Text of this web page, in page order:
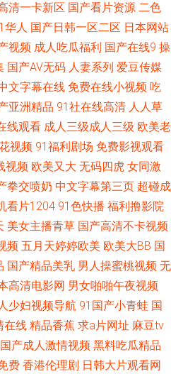
视频 91青青操网站 福利导航页AV 欧美
91黑丝 久草福利欧美 色情下载 51老司
自慰色图 影音先锋操你av在线 91小电
91群交 成人91网站 97超碰大香蕉 国
久久黄网页 探花后入成人 四虎东方va
友综合在线 黄色人人操B 青青草大香蕉
三区 97伦理影院 久草福利在线视频 桃
国产盗摄成人一区二区 美女视频91 国
网 四虎精品久久精品 91视频最新网址
清一卡新区 国产看片资源 二色
华人 国产日韩一区二区 日本网站
视频 成人吃瓜福利 国产在线9 操
国产AV无码 人妻系列 爱豆传媒
文字幕在线 免费在线小视频 吃
亚洲精品 91社在线高清 人人草
线观看 成人三级成人三级 欧美老
视频 91福利剧场 免费影视观看
视频 欧美又大 无码四虎 女同激
拳交喷奶 中文字幕第三页 超碰成
看片1204 91色快播 福利撸影院
美女主播青草 国产高清不卡视频
频 五月天婷婷欧美 欧美大BB 国
国产精品美乳 男人操蜜桃视频 无
高清电影网 男女啪啪午夜视频
少妇视频导航 91国产小青蛙 国
在线 精品香蕉 求a片网址 麻豆tv
国产成人激情视频 黑料吃瓜精品
费 香港伦理剧 日韩大片观看网